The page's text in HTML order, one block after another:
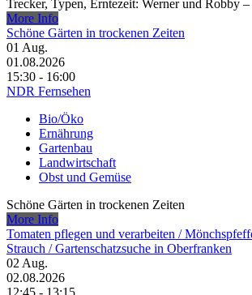
Trecker, Typen, Erntezeit: Werner und Robby
More Info
Schöne Gärten in trockenen Zeiten
01 Aug.
01.08.2026
15:30 - 16:00
NDR Fernsehen
Bio/Öko
Ernährung
Gartenbau
Landwirtschaft
Obst und Gemüse
Schöne Gärten in trockenen Zeiten
More Info
Tomaten pflegen und verarbeiten /​
Strauch /​ Gartenschatzsuche in Oberfranken
02 Aug.
02.08.2026
12:45 - 13:15